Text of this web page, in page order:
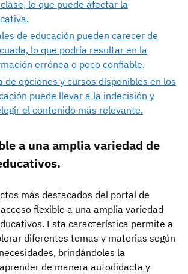
lo que puede afectar la
de educación pueden carecer de
lo que podría resultar en la
errónea o poco confiable.
de opciones y cursos disponibles en los
puede llevar a la indecisión y
el contenido más relevante.
a una amplia variedad de
más destacados del portal de
flexible a una amplia variedad
Esta característica permite a
diferentes temas y materias según
brindándoles la
de manera autodidacta y